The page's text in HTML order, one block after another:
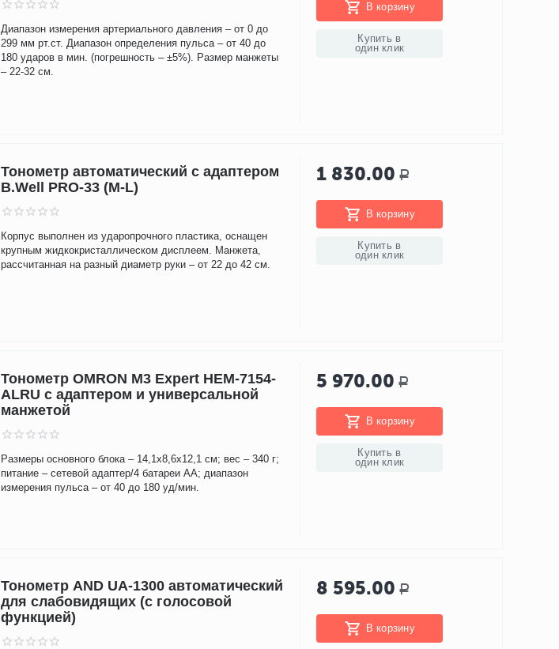
Диапазон измерения артериального давления – от 0 до
299 мм рт.ст. Диапазон определения пульса – от 40 до
180 ударов в мин. (погрешность – ±5%). Размер манжеты
– 22-32 см.
В корзину
Купить в
один клик
Тонометр автоматический с адаптером
B.Well PRO-33 (М-L)
Корпус выполнен из ударопрочного пластика, оснащен
крупным жидкокристаллическом дисплеем. Манжета,
рассчитанная на разный диаметр руки – от 22 до 42 см.
1 830.00 Р
В корзину
Купить в
один клик
Тонометр OMRON M3 Expert HEM-7154-
ALRU с адаптером и универсальной
манжетой
Размеры основного блока – 14,1х8,6х12,1 см; вес – 340 г;
питание – сетевой адаптер/4 батареи АА; диапазон
измерения пульса – от 40 до 180 уд/мин.
5 970.00 Р
В корзину
Купить в
один клик
Тонометр AND UA-1300 автоматический
для слабовидящих (с голосовой
функцией)
8 595.00 Р
В корзину